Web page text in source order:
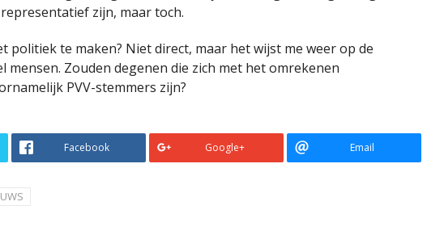
zijn, maar toch.
politiek te maken? Niet direct, maar het wijst me weer op de
mensen. Zouden degenen die zich met het omrekenen
PVV-stemmers zijn?
Facebook Google+ Email